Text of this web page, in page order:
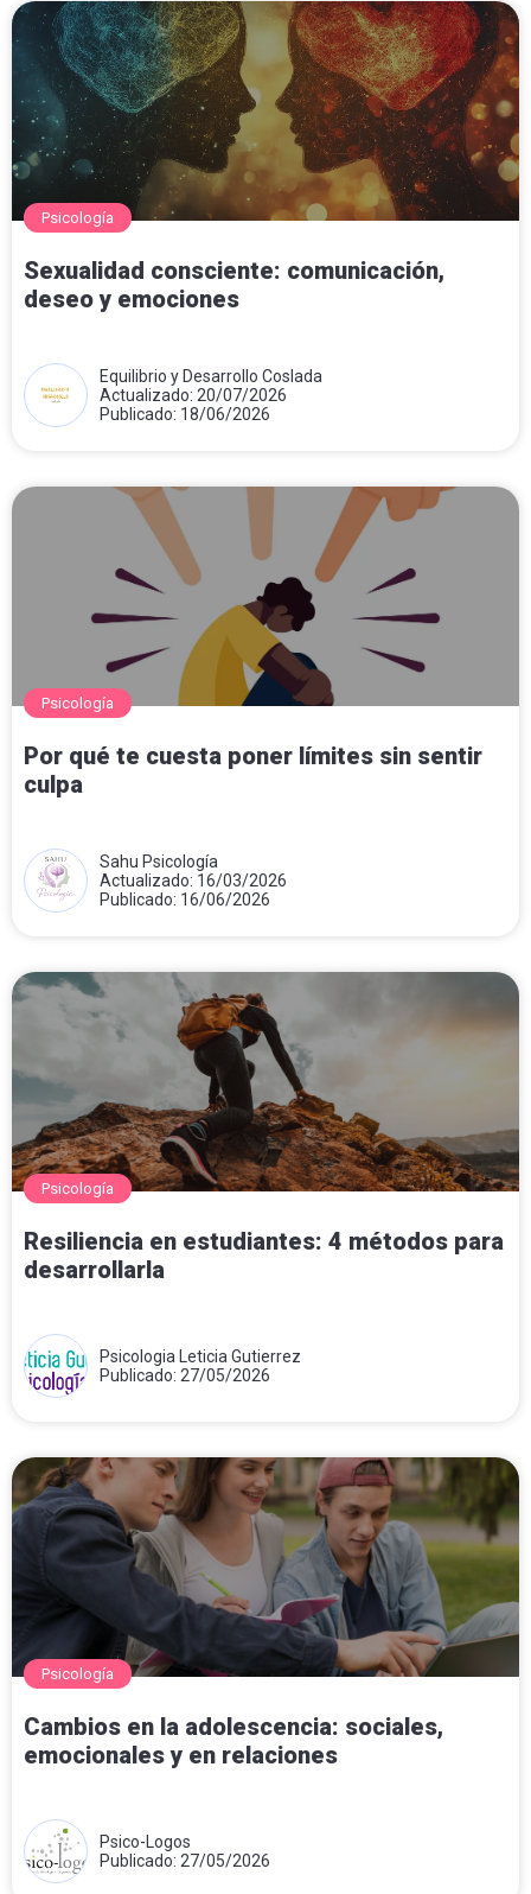
Psicología
Sexualidad consciente: comunicación,
deseo y emociones
Equilibrio y Desarrollo Coslada
Actualizado: 20/07/2026
Publicado: 18/06/2026
Psicología
Por qué te cuesta poner límites sin sentir
culpa
Sahu Psicología
Actualizado: 16/03/2026
Publicado: 16/06/2026
Psicología
Resiliencia en estudiantes: 4 métodos para
desarrollarla
Psicologia Leticia Gutierrez
Publicado: 27/05/2026
Psicología
Cambios en la adolescencia: sociales,
emocionales y en relaciones
Psico-Logos
Publicado: 27/05/2026